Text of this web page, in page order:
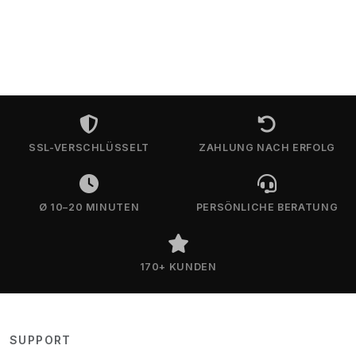
SSL-VERSCHLÜSSELT ZAHLUNG NACH ERFOLG
Ø 10–20 MINUTEN PERSÖNLICHE BERATUNG
170+ KUNDEN
SUPPORT